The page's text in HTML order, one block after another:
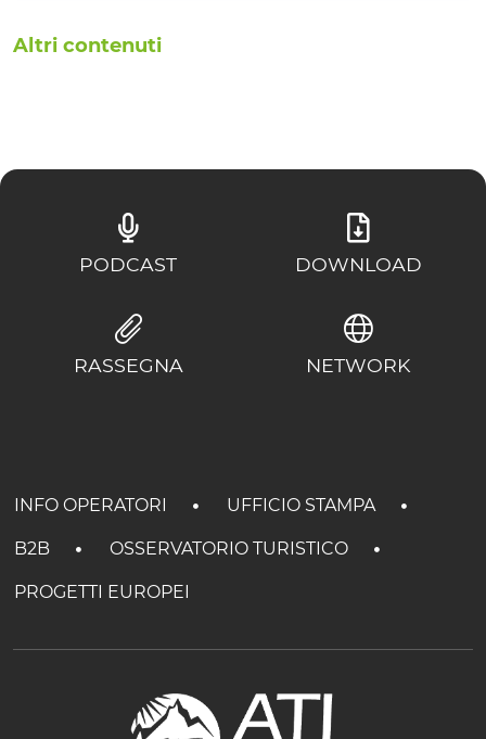
Altri contenuti
PODCAST DOWNLOAD
RASSEGNA NETWORK
INFO OPERATORI UFFICIO STAMPA
B2B OSSERVATORIO TURISTICO
PROGETTI EUROPEI